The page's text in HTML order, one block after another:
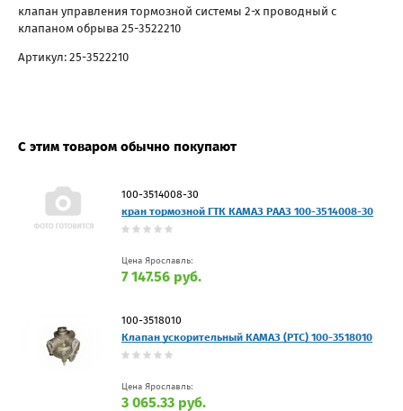
клапан управления тормозной системы 2-х проводный с
клапаном обрыва 25-3522210
Артикул: 25-3522210
С этим товаром обычно покупают
100-3514008-30
кран тормозной ГТК КАМАЗ РААЗ 100-3514008-30
Цена Ярославль:
7 147.56 руб.
100-3518010
Клапан ускорительный КАМАЗ (РТС) 100-3518010
Цена Ярославль:
3 065.33 руб.